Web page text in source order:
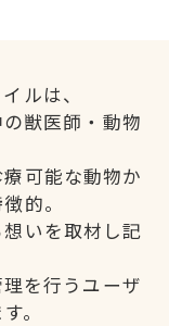
ルは、
獣医師・動物
可能な動物か
的。
いを取材し記
を行うユーザ
。